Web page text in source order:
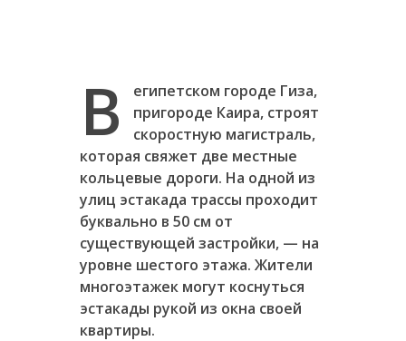
В
египетском городе Гиза,
пригороде Каира, строят
скоростную магистраль,
которая свяжет две местные
кольцевые дороги. На одной из
улиц эстакада трассы проходит
буквально в 50 см от
существующей застройки, — на
уровне шестого этажа. Жители
многоэтажек могут коснуться
эстакады рукой из окна своей
квартиры.